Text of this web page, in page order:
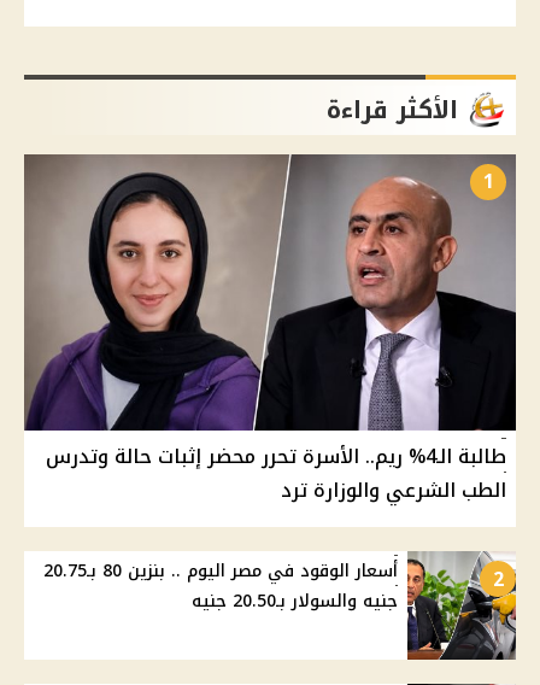
الأكثر قراءة
1
طالبة الـ4% ريم.. الأسرة تحرر محضر إثبات حالة وتدرس
الطب الشرعي والوزارة ترد
2
أسعار الوقود في مصر اليوم .. بنزين 80 بـ20.75
جنيه والسولار بـ20.50 جنيه